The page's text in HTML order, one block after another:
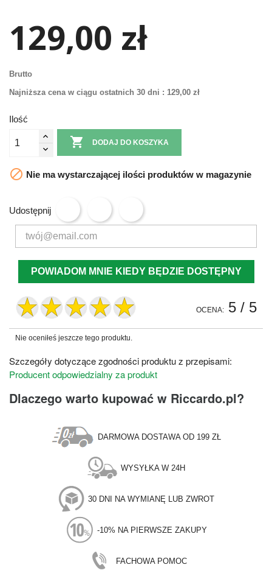
129,00 zł
Brutto
Najniższa cena w ciągu ostatnich 30 dni : 129,00 zł
Ilość
 DODAJ DO KOSZYKA
 Nie ma wystarczającej ilości produktów w magazynie
Udostępnij
POWIADOM MNIE KIEDY BĘDZIE DOSTĘPNY
OCENA: 5 / 5
Nie oceniłeś jeszcze tego produktu.
Szczegóły dotyczące zgodności produktu z przepisami:
Producent odpowiedzialny za produkt
Dlaczego warto kupować w Riccardo.pl?
DARMOWA DOSTAWA OD 199 ZŁ
WYSYŁKA W 24H
30 DNI NA WYMIANĘ LUB ZWROT
-10% NA PIERWSZE ZAKUPY
FACHOWA POMOC